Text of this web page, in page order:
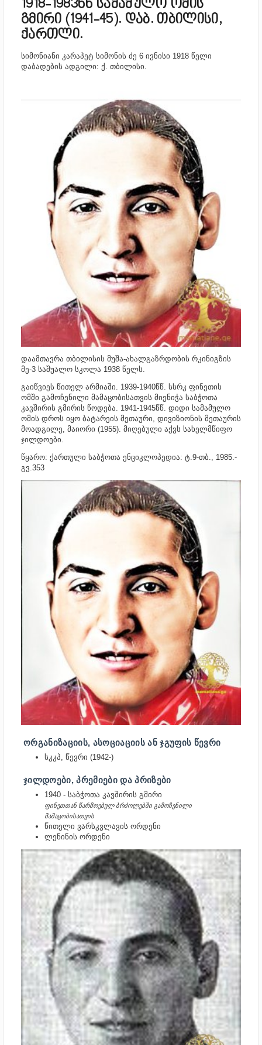
1918-1983წწ სამამულო ომის
გმირი (1941-45). დაბ. თბილისი,
ქართლი.
სიმონიანი კარაპეტ სიმონის ძე 6 ივნისი 1918 წელი
დაბადების ადგილი: ქ. თბილისი.
დაამთავრა თბილისის მუშა-ახალგაზრდობის რკინიგზის
მე-3 საშუალო სკოლა 1938 წელს.
გაიწვიეს წითელ არმიაში. 1939-1940წწ. სსრკ ფინეთის
ომში გამოჩენილი მამაცობისათვის მიენიჭა საბჭოთა
კავშირის გმირის წოდება. 1941-1945წწ. დიდი სამამულო
ომის დროს იყო ბატარეის მეთაური, დივიზიონის მეთაურის
მოადგილე, მაიორი (1955). მიღებული აქვს სახელმწიფო
ჯილდოები.
წყარო: ქართული საბჭოთა ენციკლოპედია: ტ.9-თბ., 1985.-
გვ.353
ᲝᲠᲒᲐᲜᲘᲖᲐᲪᲘᲘᲡ, ᲐᲡᲝᲪᲘᲐᲪᲘᲘᲡ ᲐᲜ ᲯᲒᲣᲤᲘᲡ ᲬᲔᲕᲠᲘ
სკკპ, წევრი (1942-)
ᲯᲘᲚᲓᲝᲔᲑᲘ, ᲞᲠᲔᲛᲘᲔᲑᲘ ᲓᲐ ᲞᲠᲘᲖᲔᲑᲘ
1940 - საბჭოთა კავშირის გმირი
ფინეთთან წარმოებულ ბრძოლებში გამოჩენილი
მამაცობისათვის
წითელი ვარსკვლავის ორდენი
ლენინის ორდენი